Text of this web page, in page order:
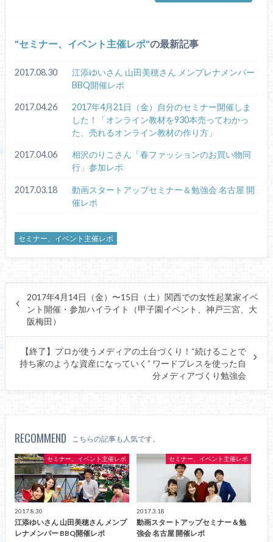
セミナー、イベント主催レポ の最新記事
2017.08.30
江添ゆいさん 山田美穂さん メンプレナメンバー
BBQ開催レポ
2017.04.26
2017年4月21日（金）自分のセミナー開催しま
した！「オンライン教材を930本売ってわかっ
た、売れるオンライン教材の作り方」
2017.04.06
相沢のりこさん「春ファッションのお買い物同
行」参加レポ
2017.03.18
動画スタートアップセミナー＆勉強会 名古屋 開
催レポ
セミナー、イベント主催レポ
2017年4月14日（金）〜15日（土）関西での女性起業家イベ
ント開催・参加ハイライト（甲子園イベント、神戸三宮、大
阪梅田）
【終了】プロが使うメディアの土台づくり！“続けることで
持ち家のような資産になっていく” ワードプレスを使った自
分メディアづくり勉強会
RECOMMEND こちらの記事も人気です。
セミナー、イベント主催レポ
2017.8.30
江添ゆいさん 山田美穂さん メンプ
レナメンバー BBQ開催レポ
セミナー、イベント主催レポ
2017.3.18
動画スタートアップセミナー＆勉
強会 名古屋 開催レポ